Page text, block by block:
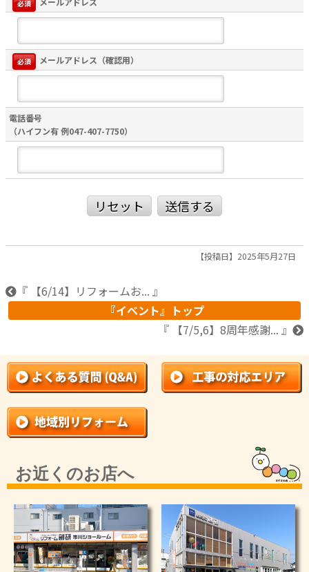
必須
メールアドレス（確認用）
必須
電話番号
（ハイフン有 例047-407-7750）
リセット 送信する
【投稿日】2025年5月27日
『 【6/14】リフォームお... 』
『イベント』トップ
『 【7/5,6】8周年感謝... 』
お近くのお店へ